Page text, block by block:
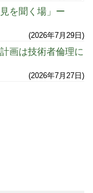
を聞く場」ー
2026年7月29日
画は技術者倫理に
2026年7月27日